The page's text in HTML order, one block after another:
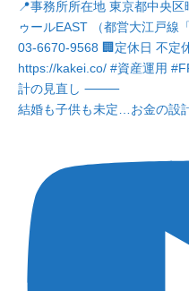
結婚も子供も未定…お金の設